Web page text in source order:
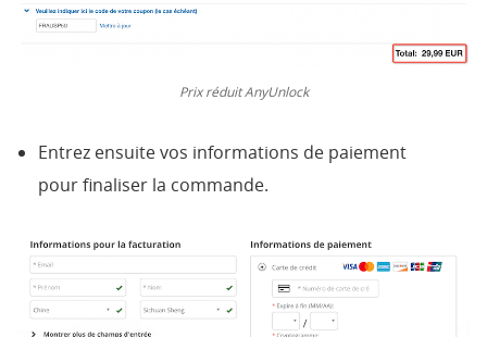
Prix réduit AnyUnlock
Entrez ensuite vos informations de paiement
pour finaliser la commande.